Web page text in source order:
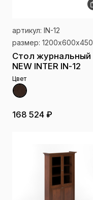
артикул: IN-12
размер: 1200х600х450
Стол журнальный
NEW INTER IN-12
Цвет
168 524 ₽